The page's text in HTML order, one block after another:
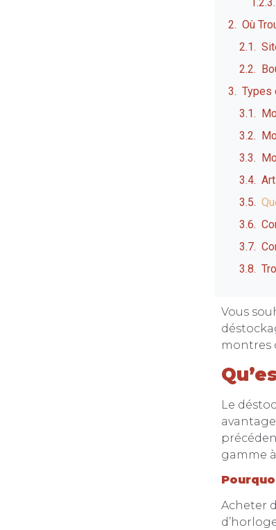
Où
Types
Vous
montres
Le
gamme
Acheter